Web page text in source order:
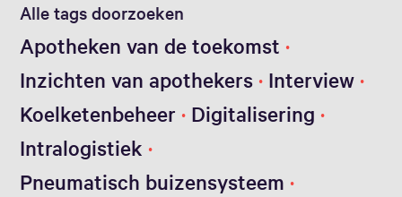
Alle tags doorzoeken
Apotheken van de toekomst
Inzichten van apothekers Interview
Koelketenbeheer
Digitalisering
Intralogistiek
Pneumatisch buizensysteem